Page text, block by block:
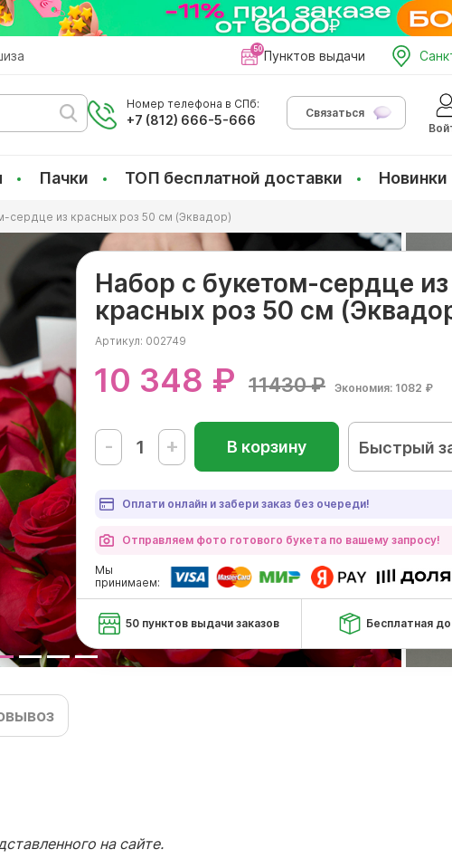
Пунктов выдачи
Номер телефона в СПб:
+7 (812) 666-5-666
Связаться
Пачки ТОП бесплатной доставки Новинки
сердце из красных роз 50 см (Эквадор)
Набор с букетом-сердце из
красных роз 50 см
Артикул: 002749
10 348 ₽ 11430 ₽ Экономия: 1082 ₽
- + В корзину Быстрый
Оплати онлайн и забери заказ без очереди!
Отправляем фото готового букета по вашему запросу!
Мы
принимаем:
50 пунктов выдачи заказов Бесплатная
на сайте.